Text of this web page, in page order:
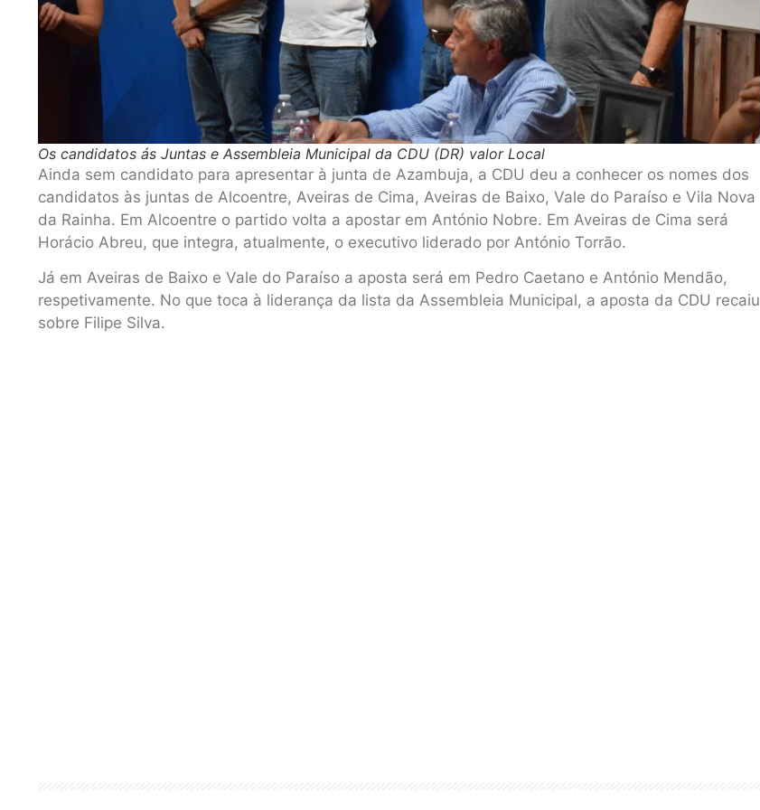
Os candidatos ás Juntas e Assembleia Municipal da CDU (DR) valor Local
Ainda sem candidato para apresentar à junta de Azambuja, a CDU deu a conhecer os nomes dos
candidatos às juntas de Alcoentre, Aveiras de Cima, Aveiras de Baixo, Vale do Paraíso e Vila Nova
da Rainha. Em Alcoentre o partido volta a apostar em António Nobre. Em Aveiras de Cima será
Horácio Abreu, que integra, atualmente, o executivo liderado por António Torrão.
Já em Aveiras de Baixo e Vale do Paraíso a aposta será em Pedro Caetano e António Mendão,
respetivamente. No que toca à liderança da lista da Assembleia Municipal, a aposta da CDU recaiu
sobre Filipe Silva.